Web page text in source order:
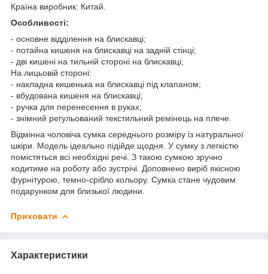
Країна виробник: Китай.
Особливості:
- основне відділення на блискавці;
- потайна кишеня на блискавці на задній стінці;
- дві кишені на тильній стороні на блискавці;
На лицьовій стороні:
- накладна кишенька на блискавці під клапаном;
- вбудована кишеня на блискавці;
- ручка для перенесення в руках;
- знімний регульований текстильний ремінець на плече.
Відмінна чоловіча сумка середнього розміру із натуральної
шкіри. Модель ідеально підійде щодня. У сумку з легкістю
помістяться всі необхідні речі. З такою сумкою зручно
ходитиме на роботу або зустрічі. Доповнено виріб якісною
фурнітурою, темно-срібло кольору. Сумка стане чудовим
подарунком для близької людини.
Приховати
Характеристики